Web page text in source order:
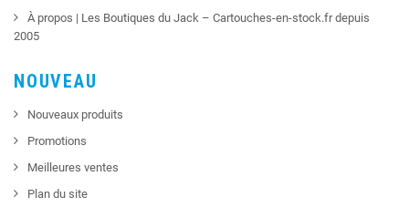
À propos | Les Boutiques du Jack – Cartouches-en-stock.fr depuis
2005
NOUVEAU
Nouveaux produits
Promotions
Meilleures ventes
Plan du site